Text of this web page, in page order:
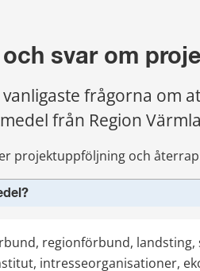
svar om
frågorna om
från Region
projektuppföljning och
regionförbund, landsting,
intresseorganisationer,